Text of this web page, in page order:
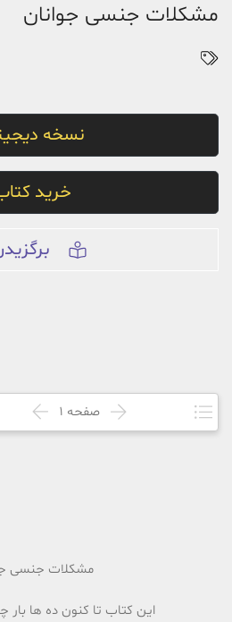
مشکلات جنسی جوانان
نسخه
خرید
صفحه 1
مشکلات جنسى
این کتاب تا کنون ده ها بار